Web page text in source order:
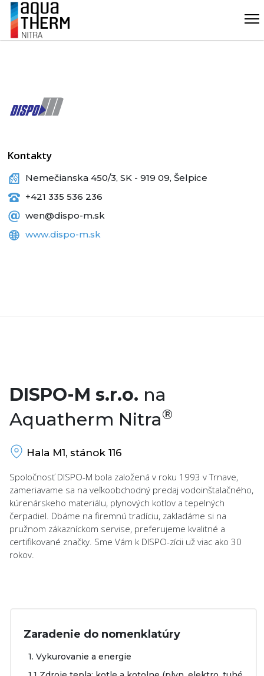
Kontakty
Nemečianska 450/3, SK - 919 09, Šelpice
+421 335 536 236
wen@dispo-m.sk
www.dispo-m.sk
DISPO-M s.r.o. na
Aquatherm Nitra®
Hala M1, stánok 116
Spoločnosť DISPO-M bola založená v roku 1993 v Trnave,
zameriavame sa na veľkoobchodný predaj vodoinštalačného,
kúrenárskeho materiálu, plynových kotlov a tepelných
čerpadiel. Dbáme na firemnú tradíciu, zakladáme si na
pružnom zákazníckom servise, preferujeme kvalitné a
certifikované značky. Sme Vám k DISPO-zícii už viac ako 30
rokov.
Zaradenie do nomenklatúry
1. Vykurovanie a energie